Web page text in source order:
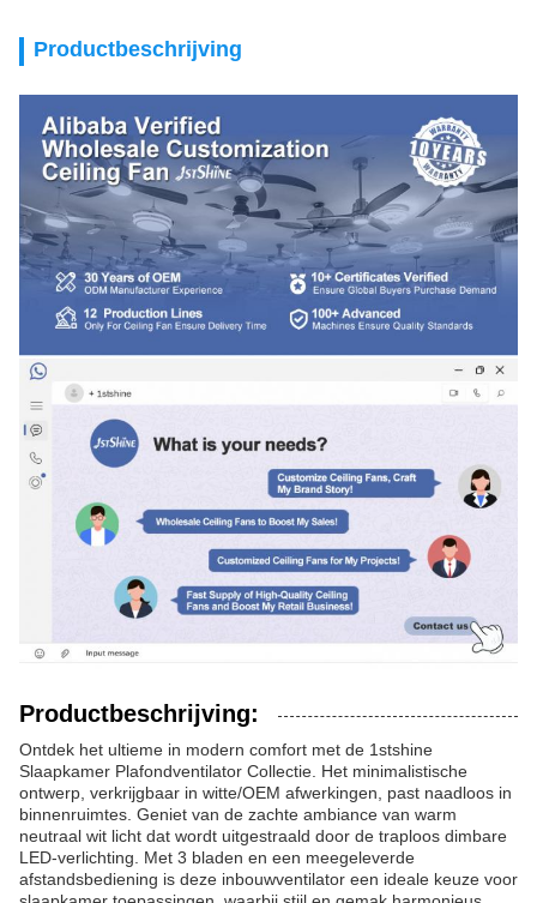
Productbeschrijving
Productbeschrijving:
Ontdek het ultieme in modern comfort met de 1stshine
Slaapkamer Plafondventilator Collectie. Het minimalistische
ontwerp, verkrijgbaar in witte/OEM afwerkingen, past naadloos in
binnenruimtes. Geniet van de zachte ambiance van warm
neutraal wit licht dat wordt uitgestraald door de traploos dimbare
LED-verlichting. Met 3 bladen en een meegeleverde
afstandsbediening is deze inbouwventilator een ideale keuze voor